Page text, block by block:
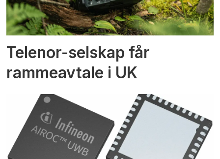
Telenor-selskap får
rammeavtale i UK